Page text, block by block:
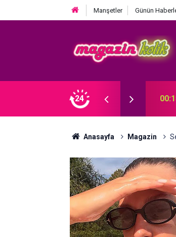
Manşetler Günün
24
TAZMİNATI FAİZİYLE BİRLİKTE ALACAK.
Anasayfa Magazin